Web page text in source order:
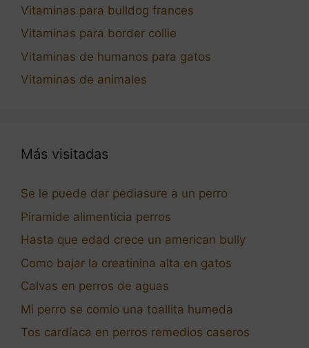
Vitaminas para bulldog frances
Vitaminas para border collie
Vitaminas de humanos para gatos
Vitaminas de animales
Más visitadas
Se le puede dar pediasure a un perro
Piramide alimenticia perros
Hasta que edad crece un american bully
Como bajar la creatinina alta en gatos
Calvas en perros de aguas
Mi perro se comio una toallita humeda
Tos cardíaca en perros remedios caseros